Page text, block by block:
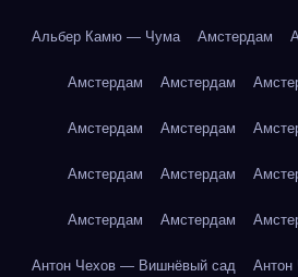
Альбер Камю — Чума Амстердам
Амстердам Амстердам
Амстердам Амстердам
Амстердам Амстердам
Амстердам Амстердам
Антон Чехов — Вишнёвый сад